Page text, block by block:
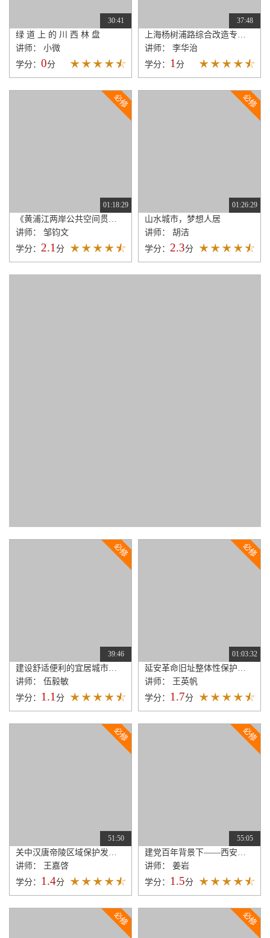
30:41
绿 道 上 的 川 西 林 盘
讲师： 小微
学分：0分
37:48
讲师： 李华治
学分： 1分
01:18:29
讲师： 邹钧文
学分： 2.1分
01:26:29
山水城市，梦想人居
讲师： 胡洁
学分： 2.3分
39:46
讲师： 伍毅敏
学分： 1.1分
01:03:32
讲师： 王英帆
学分： 1.7分
51:50
讲师： 王嘉啓
学分： 1.4分
55:05
讲师： 姜岩
学分： 1.5分